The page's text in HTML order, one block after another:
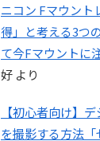
ニコン Fマウント
得」と考える3つ
て今Fマウントに
好 より
【初心者向け】
を撮影する方法